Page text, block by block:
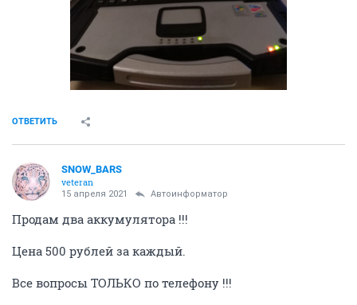
ОТВЕТИТЬ
SNOW_BARS
veteran
15 апреля 2021 Автоинформатор
Продам два аккумулятора !!!
Цена 500 рублей за каждый.
Все вопросы ТОЛЬКО по телефону !!!